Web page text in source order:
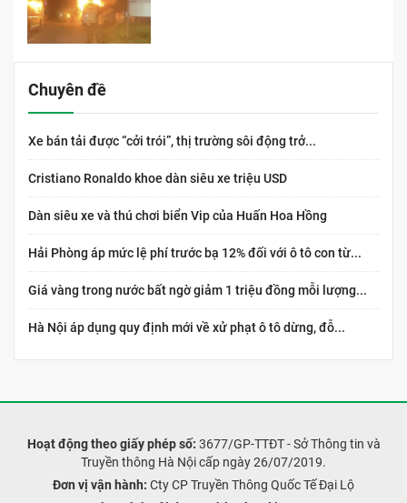
Chuyên đề
Xe bán tải được “cởi trói”, thị trường sôi động trở...
Cristiano Ronaldo khoe dàn siêu xe triệu USD
Dàn siêu xe và thú chơi biển Vip của Huấn Hoa Hồng
Hải Phòng áp mức lệ phí trước bạ 12% đối với ô tô con từ...
Giá vàng trong nước bất ngờ giảm 1 triệu đồng mỗi lượng...
Hà Nội áp dụng quy định mới về xử phạt ô tô dừng, đỗ...
Hoạt động theo giấy phép số: 3677/GP-TTĐT - Sở Thông tin và
Truyền thông Hà Nội cấp ngày 26/07/2019.
Đơn vị vận hành: Cty CP Truyền Thông Quốc Tế Đại Lộ